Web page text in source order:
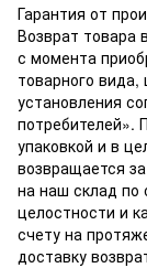
Гарантия от
Возврат товара
с момента
товарного вида,
установления
потребителей».
упаковкой и в
возвращается
на наш склад по
целостности и
счету на
доставку